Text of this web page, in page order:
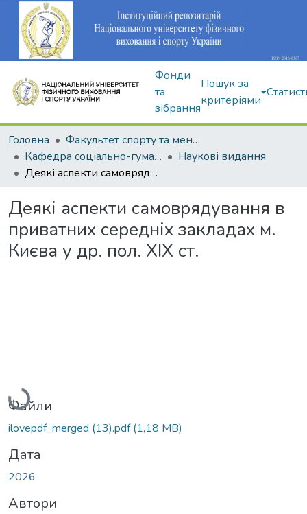
Фонди
та
зібрання
Пошук за
критеріями
Головна
Факультет спорту та менеджменту
Кафедра соціально-гуманітарних дисциплін
Наукові видання
Деякі аспекти самоврядування в приватних середніх закладах м. Києва у др. пол. ХІХ ст.
Деякі аспекти самоврядування в
приватних середніх закладах м.
Києва у др. пол. ХІХ ст.
Вантажиться...
Файли
ilovepdf_merged (13).pdf(1,18 MB)
Дата
2026
Автори